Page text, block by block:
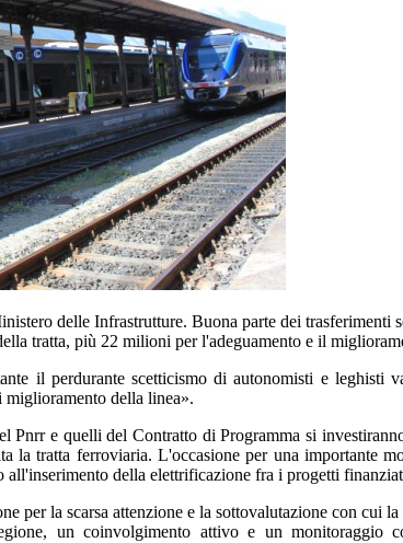
delle Infrastrutture. Buona parte dei trasferimenti
tratta, più 22 milioni per l'adeguamento e il
il perdurante scetticismo di autonomisti e leghisti
della linea».
e quelli del Contratto di Programma si
tratta ferroviaria. L'occasione per una importante
della elettrificazione fra i progetti
per la scarsa attenzione e la sottovalutazione con cui
un coinvolgimento attivo e un monitoraggio